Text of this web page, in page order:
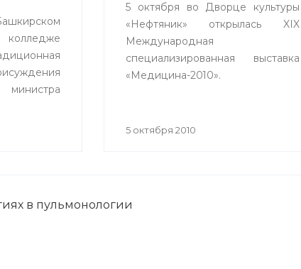
министра
5 октября во Дворце культуры
«Нефтяник» открылась XIX
Международная
специализированная выставка
«Медицина-2010».
здравоохранения Республики
промышленной палаты
5 октября 2010
в пульмонологии